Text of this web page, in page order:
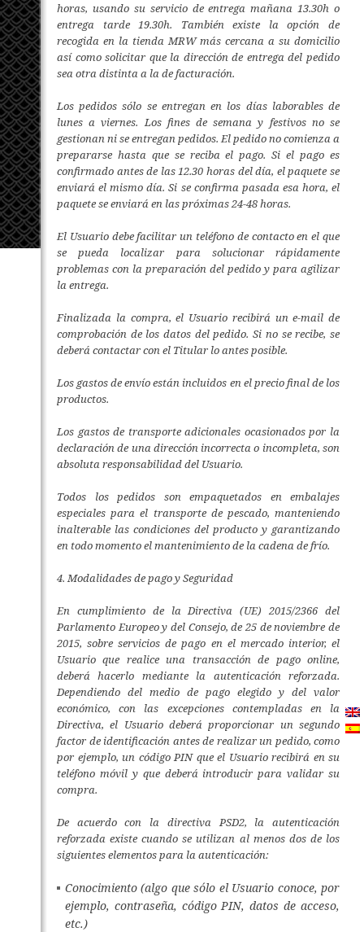
horas, usando su servicio de entrega mañana 13.30h o
entrega tarde 19.30h. También existe la opción de
recogida en la tienda MRW más cercana a su domicilio
así como solicitar que la dirección de entrega del pedido
sea otra distinta a la de facturación.
Los pedidos sólo se entregan en los días laborables de
lunes a viernes. Los fines de semana y festivos no se
gestionan ni se entregan pedidos. El pedido no comienza a
prepararse hasta que se reciba el pago. Si el pago es
confirmado antes de las 12.30 horas del día, el paquete se
enviará el mismo día. Si se confirma pasada esa hora, el
paquete se enviará en las próximas 24-48 horas.
El Usuario debe facilitar un teléfono de contacto en el que
se pueda localizar para solucionar rápidamente
problemas con la preparación del pedido y para agilizar
la entrega.
Finalizada la compra, el Usuario recibirá un e-mail de
comprobación de los datos del pedido. Si no se recibe, se
deberá contactar con el Titular lo antes posible.
Los gastos de envío están incluidos en el precio final de los
productos.
Los gastos de transporte adicionales ocasionados por la
declaración de una dirección incorrecta o incompleta, son
absoluta responsabilidad del Usuario.
Todos los pedidos son empaquetados en embalajes
especiales para el transporte de pescado, manteniendo
inalterable las condiciones del producto y garantizando
en todo momento el mantenimiento de la cadena de frío.
4. Modalidades de pago y Seguridad
En cumplimiento de la Directiva (UE) 2015/2366 del
Parlamento Europeo y del Consejo, de 25 de noviembre de
2015, sobre servicios de pago en el mercado interior, el
Usuario que realice una transacción de pago online,
deberá hacerlo mediante la autenticación reforzada.
Dependiendo del medio de pago elegido y del valor
económico, con las excepciones contempladas en la
Directiva, el Usuario deberá proporcionar un segundo
factor de identificación antes de realizar un pedido, como
por ejemplo, un código PIN que el Usuario recibirá en su
teléfono móvil y que deberá introducir para validar su
compra.
De acuerdo con la directiva PSD2, la autenticación
reforzada existe cuando se utilizan al menos dos de los
siguientes elementos para la autenticación:
Conocimiento (algo que sólo el Usuario conoce, por
ejemplo, contraseña, código PIN, datos de acceso,
etc.)